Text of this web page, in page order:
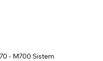
- M700 Sistem